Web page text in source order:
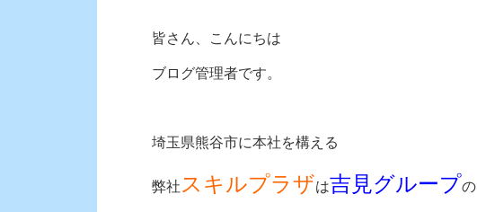
皆さん、こんにちは
ブログ管理者です。
埼玉県熊谷市に本社を構える
弊社 スキルプラザは吉見グループの